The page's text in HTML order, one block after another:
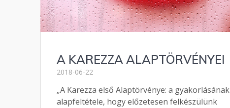
A KAREZZA ALAPTÖRVÉNYEI
2018-06-22
„A Karezza első Alaptörvénye: a gyakorlásának
alapfeltétele, hogy előzetesen felkészülünk